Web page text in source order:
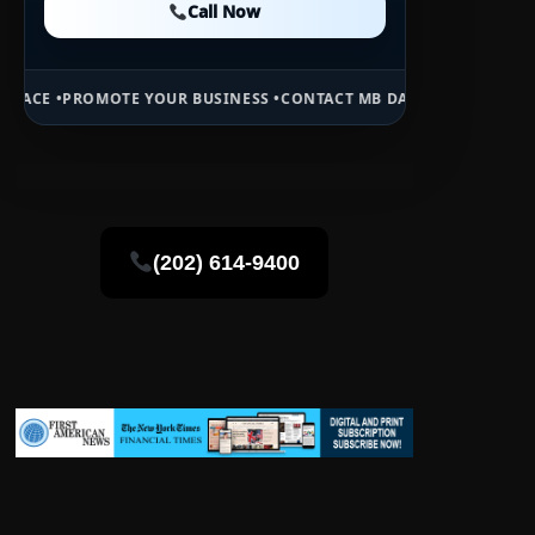
Call Now
Call Now
YOUR BUSINESS •CONTACT MB DAILY NEWS •ADVERTISE HERE •
(202) 614-9400